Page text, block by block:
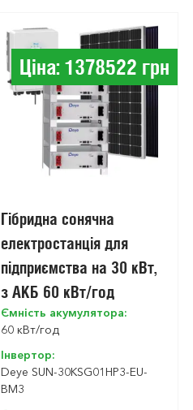
Ціна: 1378522 грн
Гібридна сонячна
електростанція для
підприємства на 30 кВт,
з АКБ 60 кВт/год
Ємність акумулятора:
60 кВт/год
Інвертор:
Deye SUN-30KSG01HP3-EU-
BM3